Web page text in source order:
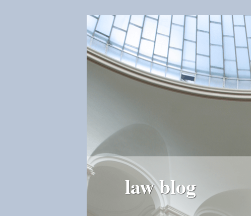
law blog